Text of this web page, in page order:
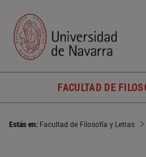
FACULTAD DE
Estás en: Facultad de Filosofía y Letras